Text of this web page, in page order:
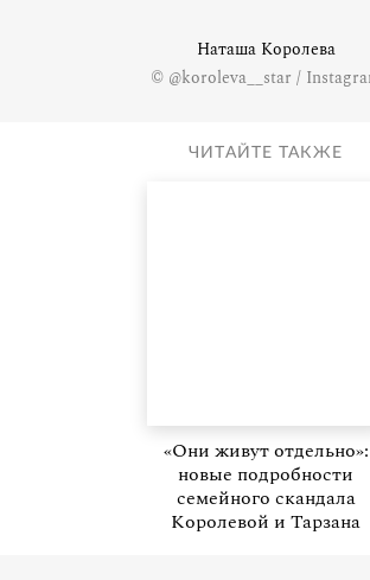
Наташа Королева
© @koroleva__star /
ЧИТАЙТЕ ТАКЖЕ
«Они живут отдельно»:
новые подробности
семейного скандала
Королевой и Тарзана